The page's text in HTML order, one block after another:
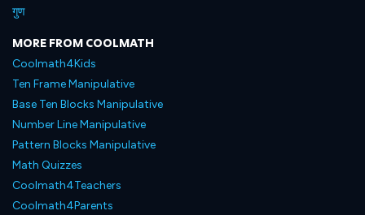
गुण
MORE FROM COOLMATH
Coolmath4Kids
Ten Frame Manipulative
Base Ten Blocks Manipulative
Number Line Manipulative
Pattern Blocks Manipulative
Math Quizzes
Coolmath4Teachers
Coolmath4Parents